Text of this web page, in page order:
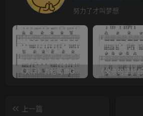
努力了才叫梦想
《天际》吉他简谱G调弹唱谱（姜玉阳）
上一篇